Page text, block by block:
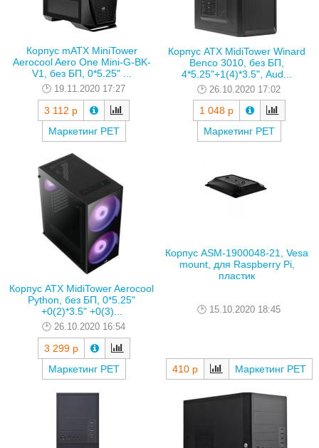
Корпус mATX MiniTower
Aerocool Aero One Mini-G-BK-
V1, без БП, 0*5.25" ...
19.11.2020 17:27
3 112 р
Маркетинг РЕТ
Корпус ATX MidiTower Winard
Benco 3010, без БП,
4*5.25"+1(4)*3.5", Aud...
26.10.2020 17:02
1 048 р
Маркетинг РЕТ
Корпус ATX MidiTower Aerocool
Python, без БП, 0*5.25"
+0(2)*3.5" +0(3)...
26.10.2020 16:54
3 299 р
Маркетинг РЕТ
Корпус ASM-1900048-21, Vesa
mount, для Raspberry Pi,
пластик
15.10.2020 18:45
410 р Маркетинг РЕТ